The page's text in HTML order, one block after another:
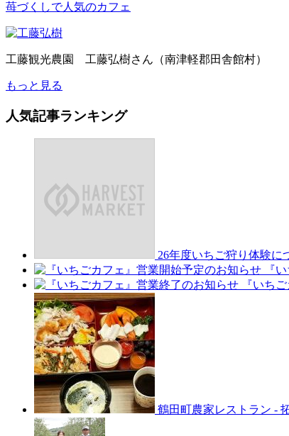
苺づくしで人気のカフェ
工藤観光農園 工藤弘樹さん（南津軽郡田舎館村）
もっと見る
人気記事ランキング
26年度いちご狩り体験に
『
『いち
鶴田町農家レストラン -